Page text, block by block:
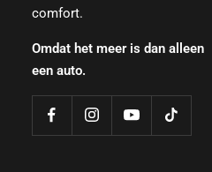
comfort.
Omdat het meer is dan alleen
een auto.